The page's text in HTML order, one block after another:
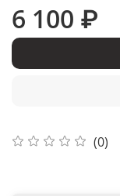
(0)
6 100 ₽